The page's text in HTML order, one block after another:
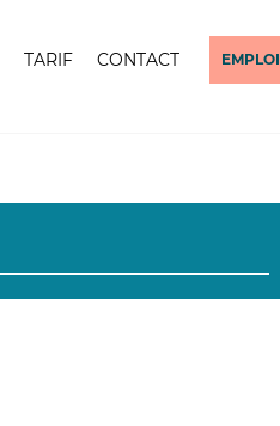
TARIF CONTACT EMPLOI